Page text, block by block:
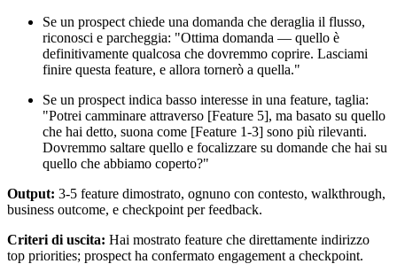
Se un prospect chiede una domanda che deraglia il flusso,
riconosci e parcheggia: "Ottima domanda — quello è
definitivamente qualcosa che dovremmo coprire. Lasciami
finire questa feature, e allora tornerò a quella."
Se un prospect indica basso interesse in una feature, taglia:
"Potrei camminare attraverso [Feature 5], ma basato su quello
che hai detto, suona come [Feature 1-3] sono più rilevanti.
Dovremmo saltare quello e focalizzare su domande che hai su
quello che abbiamo coperto?"
Output: 3-5 feature dimostrato, ognuno con contesto, walkthrough,
business outcome, e checkpoint per feedback.
Criteri di uscita: Hai mostrato feature che direttamente indirizzo
top priorities; prospect ha confermato engagement a checkpoint.